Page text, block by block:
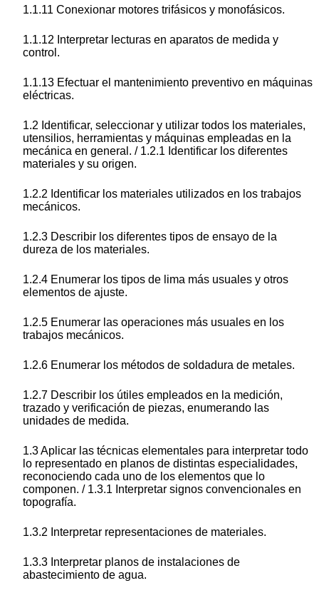
1.1.11 Conexionar motores trifásicos y monofásicos.
1.1.12 Interpretar lecturas en aparatos de medida y
control.
1.1.13 Efectuar el mantenimiento preventivo en máquinas
eléctricas.
1.2 Identificar, seleccionar y utilizar todos los materiales,
utensilios, herramientas y máquinas empleadas en la
mecánica en general. / 1.2.1 Identificar los diferentes
materiales y su origen.
1.2.2 Identificar los materiales utilizados en los trabajos
mecánicos.
1.2.3 Describir los diferentes tipos de ensayo de la
dureza de los materiales.
1.2.4 Enumerar los tipos de lima más usuales y otros
elementos de ajuste.
1.2.5 Enumerar las operaciones más usuales en los
trabajos mecánicos.
1.2.6 Enumerar los métodos de soldadura de metales.
1.2.7 Describir los útiles empleados en la medición,
trazado y verificación de piezas, enumerando las
unidades de medida.
1.3 Aplicar las técnicas elementales para interpretar todo
lo representado en planos de distintas especialidades,
reconociendo cada uno de los elementos que lo
componen. / 1.3.1 Interpretar signos convencionales en
topografía.
1.3.2 Interpretar representaciones de materiales.
1.3.3 Interpretar planos de instalaciones de
abastecimiento de agua.